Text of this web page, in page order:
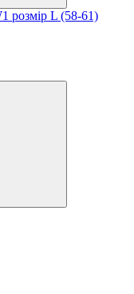
розмір L (58-61)